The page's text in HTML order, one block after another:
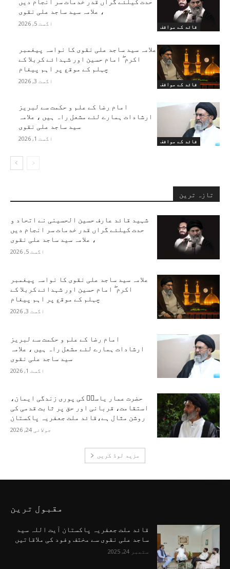
قائد کے مواقف
حدت کیلئے گراں قدر خدمات سر انجام دیں
، علامہ سید ساجد علی نقوی
اگست 5, 2026
قائد کے مواقف
علامہ سید ساجد علی نقوی کا نواسہ پیغمبر
اکرم ۖ امام حسین اور شہدائے کربلا کے
چہلم کے موقع پر اہم پیغام
اگست 3, 2026
قائد کے مواقف
امام رضا کے علم و حکمت سے لبریز
ارشادات ہمارے لئے مشعل راہ ہیں ، علامہ
سید ساجد علی نقوی
اگست 1, 2026
تازہ ترین
شہید قائد عارف حسین الحسینی نے اتحاد و
حدت کیلئے گراں قدر خدمات سر انجام دیں
، علامہ سید ساجد علی نقوی
اگست 5, 2026
علامہ سید ساجد علی نقوی کا نواسہ پیغمبر
اکرم ۖ امام حسین اور شہدائے کربلا کے
چہلم کے موقع پر اہم پیغام
اگست 3, 2026
امام رضا کے علم و حکمت سے لبریز
ارشادات ہمارے لئے مشعل راہ ہیں ، علامہ
سید ساجد علی نقوی
اگست 1, 2026
حضرت عمار یاسرؑ کی پوری زندگی ایمان،
استقامت، قربانی اور حق پر ثابت قدمی کی
روشن مثال ہے،قائد ملت جعفریہ پاکستان
جولائی 24, 2026
مزید لوڈ کریں
مقبول ترین
قائد ملت جعفریہ پاکستان آیت اللہ سید
ساجد علی نقوی سے مختف وفود کی ملاقاتیں
ستمبر 24, 2025